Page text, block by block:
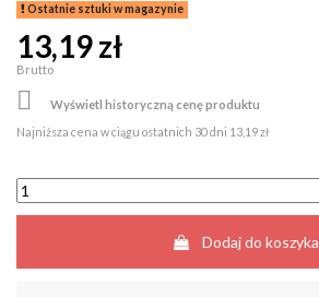
Ostatnie sztuki w magazynie
13,19 zł
Brutto

Wyświetl historyczną cenę produktu
Najniższa cena w ciągu ostatnich 30 dni 13,19 zł
Dodaj do koszyka